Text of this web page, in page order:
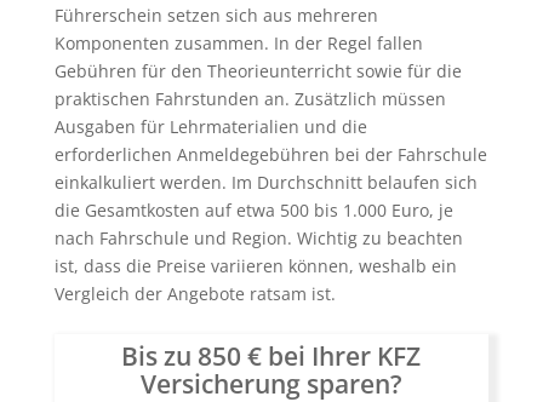
Führerschein setzen sich aus mehreren
Komponenten zusammen. In der Regel fallen
Gebühren für den Theorieunterricht sowie für die
praktischen Fahrstunden an. Zusätzlich müssen
Ausgaben für Lehrmaterialien und die
erforderlichen Anmeldegebühren bei der Fahrschule
einkalkuliert werden. Im Durchschnitt belaufen sich
die Gesamtkosten auf etwa 500 bis 1.000 Euro, je
nach Fahrschule und Region. Wichtig zu beachten
ist, dass die Preise variieren können, weshalb ein
Vergleich der Angebote ratsam ist.
Bis zu 850 € bei Ihrer KFZ
Versicherung sparen?